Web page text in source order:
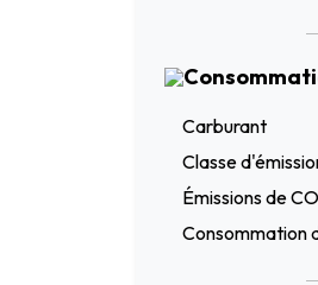
Carburant
Classe
Émissions de
Consommation